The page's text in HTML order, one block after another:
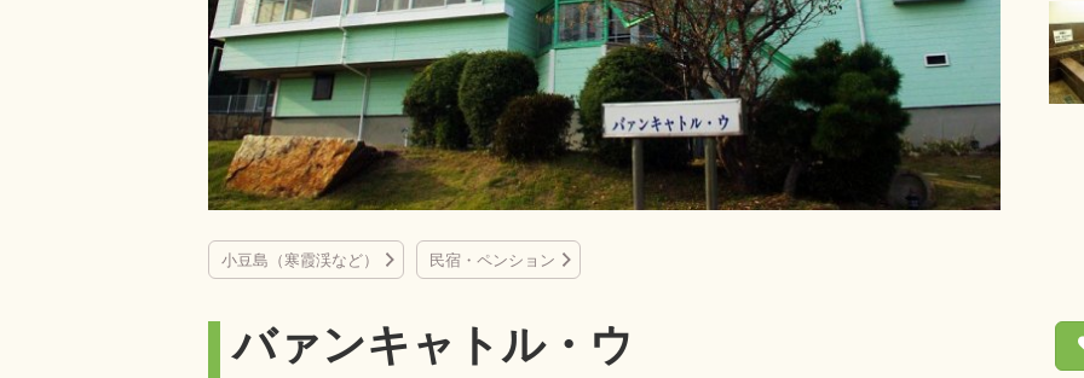
小豆島（寒霞渓など） 民宿・ペンション
バァンキャトル・ウ